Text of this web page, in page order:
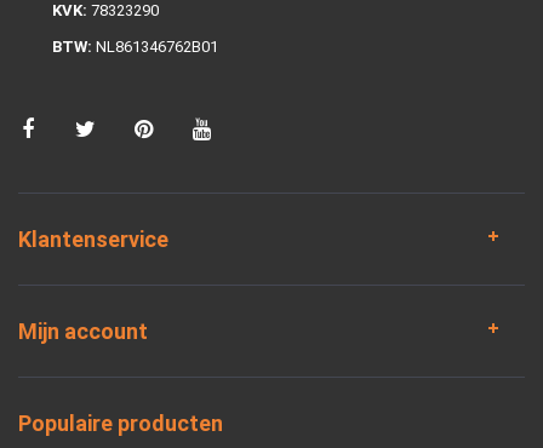
KVK: 78323290
BTW: NL861346762B01
Klantenservice
Mijn account
Populaire producten